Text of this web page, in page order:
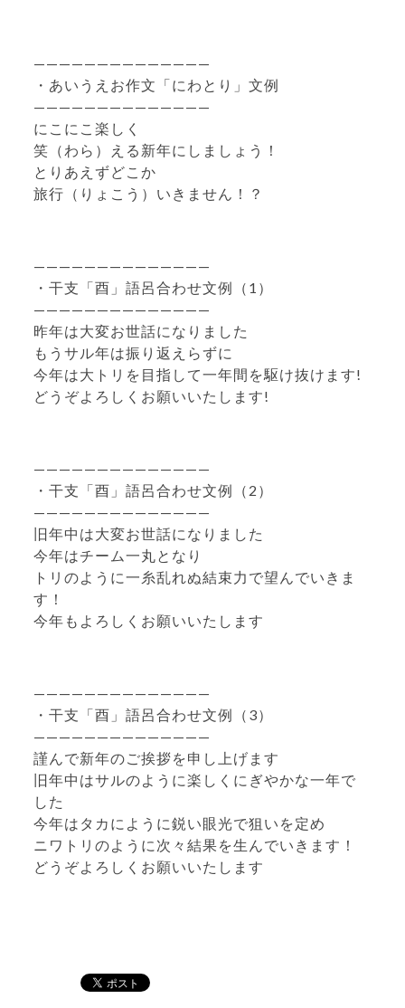
——————————————
・あいうえお作文「にわとり」文例
——————————————
にこにこ楽しく
笑（わら）える新年にしましょう！
とりあえずどこか
旅行（りょこう）いきません！？
——————————————
・干支「酉」語呂合わせ文例（1）
——————————————
昨年は大変お世話になりました
もうサル年は振り返えらずに
今年は大トリを目指して一年間を駆け抜けます!
どうぞよろしくお願いいたします!
——————————————
・干支「酉」語呂合わせ文例（2）
——————————————
旧年中は大変お世話になりました
今年はチーム一丸となり
トリのように一糸乱れぬ結束力で望んでいきま
す！
今年もよろしくお願いいたします
——————————————
・干支「酉」語呂合わせ文例（3）
——————————————
謹んで新年のご挨拶を申し上げます
旧年中はサルのように楽しくにぎやかな一年で
した
今年はタカにように鋭い眼光で狙いを定め
ニワトリのように次々結果を生んでいきます！
どうぞよろしくお願いいたします